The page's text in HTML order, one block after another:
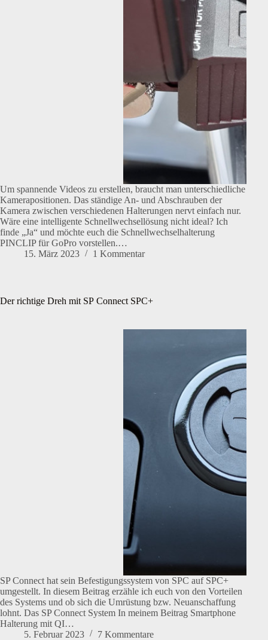
Um spannende Videos zu erstellen, braucht man unterschiedliche
Kamerapositionen. Das ständige An- und Abschrauben der
Kamera zwischen verschiedenen Halterungen nervt einfach nur.
Wäre eine intelligente Schnellwechsellösung nicht ideal? Ich
finde „Ja“ und möchte euch die Schnellwechselhalterung
PINCLIP für GoPro vorstellen.…
15. März 2023
1 Kommentar
Der richtige Dreh mit SP Connect SPC+
SP Connect hat sein Befestigungssystem von SPC auf SPC+
umgestellt. In diesem Beitrag erzähle ich euch von den Vorteilen
des Systems und ob sich die Umrüstung bzw. Neuanschaffung
lohnt. Das SP Connect System In meinem Beitrag Smartphone
Halterung mit QI…
5. Februar 2023
7 Kommentare